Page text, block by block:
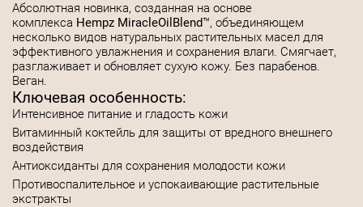
Абсолютная новинка, созданная на основе
комплекса Hempz MiracleOilBlend™, объединяющем
несколько видов натуральных растительных масел для
эффективного увлажнения и сохранения влаги. Смягчает,
разглаживает и обновляет сухую кожу. Без парабенов.
Веган.
Ключевая особенность:
Интенсивное питание и гладость кожи
Витаминный коктейль для защиты от вредного внешнего
воздействия
Антиоксиданты для сохранения молодости кожи
Противоспалительное и успокаивающие растительные
экстракты